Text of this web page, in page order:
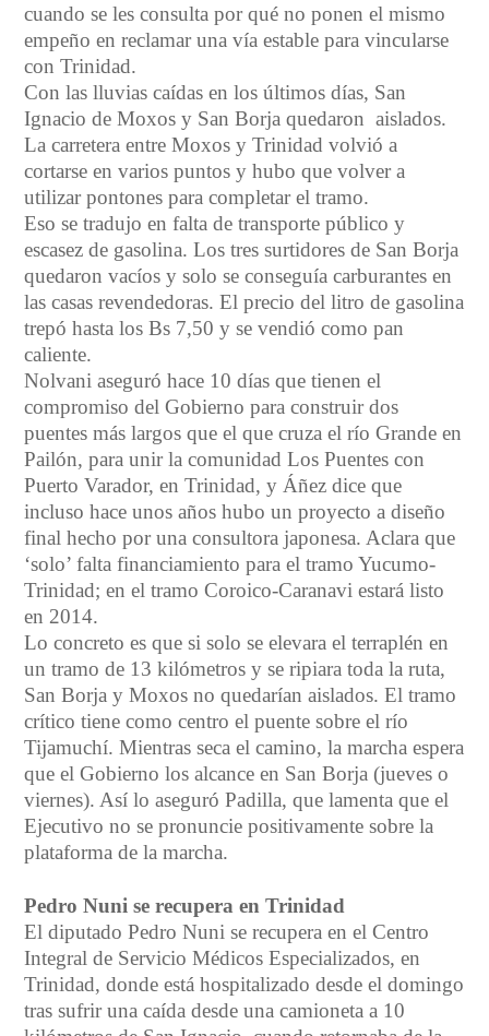
cuando se les consulta por qué no ponen el mismo
empeño en reclamar una vía estable para vincularse
con Trinidad.
Con las lluvias caídas en los últimos días, San
Ignacio de Moxos y San Borja quedaron aislados.
La carretera entre Moxos y Trinidad volvió a
cortarse en varios puntos y hubo que volver a
utilizar pontones para completar el tramo.
Eso se tradujo en falta de transporte público y
escasez de gasolina. Los tres surtidores de San Borja
quedaron vacíos y solo se conseguía carburantes en
las casas revendedoras. El precio del litro de gasolina
trepó hasta los Bs 7,50 y se vendió como pan
caliente.
Nolvani aseguró hace 10 días que tienen el
compromiso del Gobierno para construir dos
puentes más largos que el que cruza el río Grande en
Pailón, para unir la comunidad Los Puentes con
Puerto Varador, en Trinidad, y Áñez dice que
incluso hace unos años hubo un proyecto a diseño
final hecho por una consultora japonesa. Aclara que
‘solo’ falta financiamiento para el tramo Yucumo-
Trinidad; en el tramo Coroico-Caranavi estará listo
en 2014.
Lo concreto es que si solo se elevara el terraplén en
un tramo de 13 kilómetros y se ripiara toda la ruta,
San Borja y Moxos no quedarían aislados. El tramo
crítico tiene como centro el puente sobre el río
Tijamuchí. Mientras seca el camino, la marcha espera
que el Gobierno los alcance en San Borja (jueves o
viernes). Así lo aseguró Padilla, que lamenta que el
Ejecutivo no se pronuncie positivamente sobre la
plataforma de la marcha.
Pedro Nuni se recupera en Trinidad
El diputado Pedro Nuni se recupera en el Centro
Integral de Servicio Médicos Especializados, en
Trinidad, donde está hospitalizado desde el domingo
tras sufrir una caída desde una camioneta a 10